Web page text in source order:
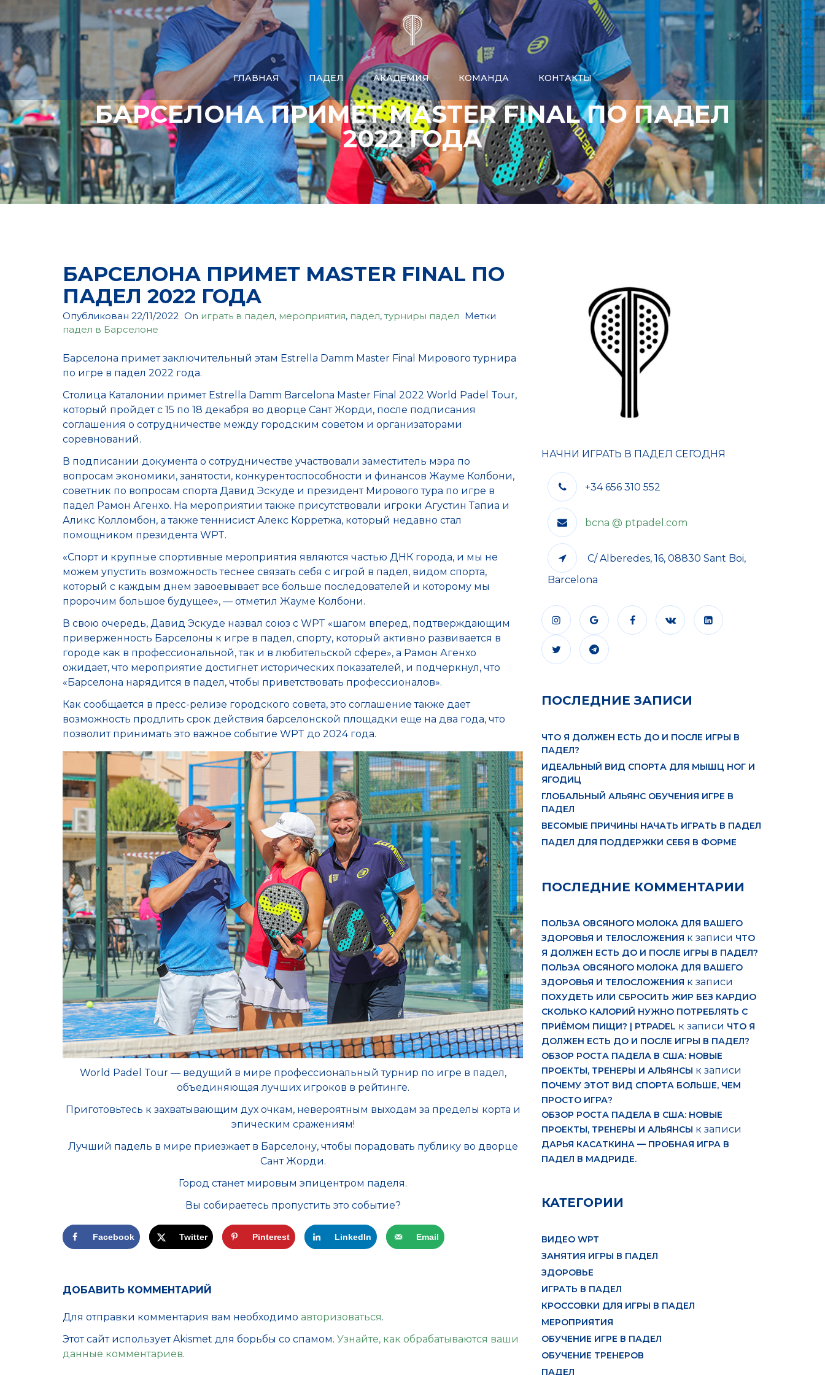
ГЛАВНАЯ ПАДЕЛ АКАДЕМИЯ КОМАНДА ​КОНТАКТЫ
БАРСЕЛОНА ПРИМЕТ MASTER FINAL ПО ПАДЕЛ
2022 ГОДА
БАРСЕЛОНА ПРИМЕТ MASTER FINAL ПО
ПАДЕЛ 2022 ГОДА
Опубликован 22/11/2022 On играть в падел, мероприятия, падел, турниры падел Метки
падел в Барселоне
Барселона примет заключительный этам Estrella Damm Master Final Мирового турнира
по игре в падел 2022 года.
Столица Каталонии примет Estrella Damm Barcelona Master Final 2022 World Padel Tour,
который пройдет с 15 по 18 декабря во дворце Сант Жорди, после подписания
соглашения о сотрудничестве между городским советом и организаторами
соревнований.
В подписании документа о сотрудничестве участвовали заместитель мэра по
вопросам экономики, занятости, конкурентоспособности и финансов Жауме Колбони,
советник по вопросам спорта Давид Эскуде и президент Мирового тура по игре в
падел Рамон Агенхо. На мероприятии также присутствовали игроки Агустин Тапиа и
Аликс Колломбон, а также теннисист Алекс Корретжа, который недавно стал
помощником президента WPT.
«Спорт и крупные спортивные мероприятия являются частью ДНК города, и мы не
можем упустить возможность теснее связать себя с игрой в падел, видом спорта,
который с каждым днем завоевывает все больше последователей и которому мы
пророчим большое будущее», — отметил Жауме Колбони.
В свою очередь, Давид Эскуде назвал союз с WPT «шагом вперед, подтверждающим
приверженность Барселоны к игре в падел, спорту, который активно развивается в
городе как в профессиональной, так и в любительской сфере», а Рамон Агенхо
ожидает, что мероприятие достигнет исторических показателей, и подчеркнул, что
«Барселона нарядится в падел, чтобы приветствовать профессионалов».
Как сообщается в пресс-релизе городского совета, это соглашение также дает
возможность продлить срок действия барселонской площадки еще на два года, что
позволит принимать это важное событие WPT до 2024 года.
World Padel Tour — ведущий в мире профессиональный турнир по игре в падел,
объединяющая лучших игроков в рейтинге.
Приготовьтесь к захватывающим дух очкам, невероятным выходам за пределы корта и
эпическим сражениям!
Лучший падель в мире приезжает в Барселону, чтобы порадовать публику во дворце
Сант Жорди.
Город станет мировым эпицентром паделя.
Вы собираетесь пропустить это событие?
Facebook Twitter Pinterest LinkedIn Email
ДОБАВИТЬ КОММЕНТАРИЙ
Для отправки комментария вам необходимо авторизоваться.
Этот сайт использует Akismet для борьбы со спамом. Узнайте, как обрабатываются ваши
данные комментариев.
НАЧНИ ИГРАТЬ В ПАДЕЛ СЕГОДНЯ
+34 656 310 552
bcna @ ptpadel.com
C/ Alberedes, 16, 08830 Sant Boi,
Barcelona
ПОСЛЕДНИЕ ЗАПИСИ
ЧТО Я ДОЛЖЕН ЕСТЬ ДО И ПОСЛЕ ИГРЫ В
ПАДЕЛ?
ИДЕАЛЬНЫЙ ВИД СПОРТА ДЛЯ МЫШЦ НОГ И
ЯГОДИЦ
ГЛОБАЛЬНЫЙ АЛЬЯНС ОБУЧЕНИЯ ИГРЕ В
ПАДЕЛ
ВЕСОМЫЕ ПРИЧИНЫ НАЧАТЬ ИГРАТЬ В ПАДЕЛ
ПАДЕЛ ДЛЯ ПОДДЕРЖКИ СЕБЯ В ФОРМЕ
ПОСЛЕДНИЕ КОММЕНТАРИИ
ПОЛЬЗА ОВСЯНОГО МОЛОКА ДЛЯ ВАШЕГО
ЗДОРОВЬЯ И ТЕЛОСЛОЖЕНИЯ к записи ЧТО
Я ДОЛЖЕН ЕСТЬ ДО И ПОСЛЕ ИГРЫ В ПАДЕЛ?
ПОЛЬЗА ОВСЯНОГО МОЛОКА ДЛЯ ВАШЕГО
ЗДОРОВЬЯ И ТЕЛОСЛОЖЕНИЯ к записи
ПОХУДЕТЬ ИЛИ СБРОСИТЬ ЖИР БЕЗ КАРДИО
СКОЛЬКО КАЛОРИЙ НУЖНО ПОТРЕБЛЯТЬ С
ПРИЁМОМ ПИЩИ? | PTPADEL к записи ЧТО Я
ДОЛЖЕН ЕСТЬ ДО И ПОСЛЕ ИГРЫ В ПАДЕЛ?
ОБЗОР РОСТА ПАДЕЛА В США: НОВЫЕ
ПРОЕКТЫ, ТРЕНЕРЫ И АЛЬЯНСЫ к записи
ПОЧЕМУ ЭТОТ ВИД СПОРТА БОЛЬШЕ, ЧЕМ
ПРОСТО ИГРА?
ОБЗОР РОСТА ПАДЕЛА В США: НОВЫЕ
ПРОЕКТЫ, ТРЕНЕРЫ И АЛЬЯНСЫ к записи
ДАРЬЯ КАСАТКИНА — ПРОБНАЯ ИГРА В
ПАДЕЛ В МАДРИДЕ.
КАТЕГОРИИ
ВИДЕО WPT
ЗАНЯТИЯ ИГРЫ В ПАДЕЛ
ЗДОРОВЬЕ
ИГРАТЬ В ПАДЕЛ
КРОССОВКИ ДЛЯ ИГРЫ В ПАДЕЛ
МЕРОПРИЯТИЯ
ОБУЧЕНИЕ ИГРЕ В ПАДЕЛ
ОБУЧЕНИЕ ТРЕНЕРОВ
ПАДЕЛ